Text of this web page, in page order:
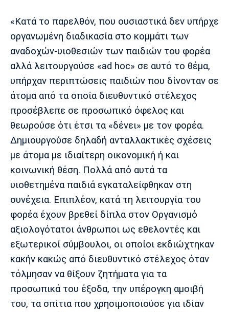
Πολιτισμός
Τραγούδια
Cine Spot
Running
Media
Παρασκήνιο
Πρόγραμμα TV
Ιωνικός Κηφισιά Πανσερραϊκός
Μπαρτσελόνα
Ρεάλ
Μαδρίτης
Ατλέτικο
Μαδρίτης
Μάντσεστερ
Γιουνάιτεντ
Τσέλσι Άρσεναλ
Λίβερπουλ
Μάντσεστερ
Σίτι
Γιουβέντους
Ίντερ Μίλαν Μπάγερν
«Κατά το παρελθόν, που ουσιαστικά δεν υπήρχε
οργανωμένη διαδικασία στο κομμάτι των
αναδοχών-υιοθεσιών των παιδιών του φορέα
αλλά λειτουργούσε «ad hoc» σε αυτό το θέμα,
υπήρχαν περιπτώσεις παιδιών που δίνονταν σε
άτομα από τα οποία διευθυντικό στέλεχος
προσέβλεπε σε προσωπικό όφελος και
θεωρούσε ότι έτσι τα «δένει» με τον φορέα.
Δημιουργούσε δηλαδή ανταλλακτικές σχέσεις
με άτομα με ιδιαίτερη οικονομική ή και
κοινωνική θέση. Πολλά από αυτά τα
υιοθετημένα παιδιά εγκαταλείφθηκαν στη
συνέχεια. Επιπλέον, κατά τη λειτουργία του
φορέα έχουν βρεθεί δίπλα στον Οργανισμό
αξιολογότατοι άνθρωποι ως εθελοντές και
εξωτερικοί σύμβουλοι, οι οποίοι εκδιώχτηκαν
κακήν κακώς από διευθυντικό στέλεχος όταν
τόλμησαν να θίξουν ζητήματα για τα
προσωπικά του έξοδα, την υπέρογκη αμοιβή
του, τα σπίτια που χρησιμοποιούσε για ιδίαν